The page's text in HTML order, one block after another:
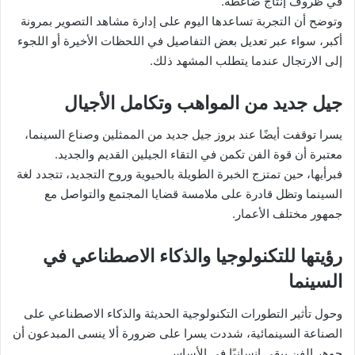
وتوضح أن التجربة تساعدها اليوم على إدارة مشاهد التصوير بمرونة
أكبر، سواء عبر تعديل بعض التفاصيل في اللحظات الأخيرة أو اللجوء
إلى الارتجال عندما يتطلب المشهد ذلك.
جيل جديد من المواهب وتكامل الأجيال
يسرا توقفت أيضًا عند بروز جيل جديد من الممثلين وصناع السينما،
معتبرة أن قوة الفن تكمن في التقاء الجيلين القديم والجديد.
فبرأيها، حين تمتزج الخبرة الطويلة بالحيوية وروح التجديد، تتجدد لغة
السينما وتظل قادرة على ملامسة قضايا المجتمع والتواصل مع
جمهور مختلف الأعمار.
رؤيتها للتكنولوجيا والذكاء الاصطناعي في
السينما
وحول تأثير التطورات التكنولوجية الحديثة والذكاء الاصطناعي على
الصناعة السينمائية، شددت يسرا على ضرورة ألا ينسى المبدعون أن